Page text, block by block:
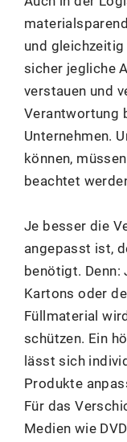
und
sicher jegliche
verstauen und
Verantwortung
Unternehmen.
können,
beachtet
Je besser die
angepasst ist,
benötigt. Denn:
Kartons oder
Füllmaterial
schützen. Ein
lässt sich
Produkte
Für das
Medien wie